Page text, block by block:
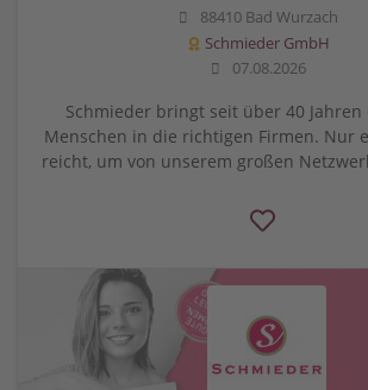
88410 Bad Wurzach
Schmieder GmbH
07.08.2026
Schmieder bringt seit über 40
Menschen in die richtigen Firmen. Nur
reicht, um von unserem großen